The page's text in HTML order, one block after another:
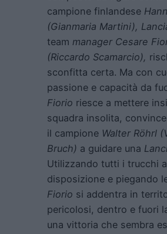
campione finlandese
(Gianmaria Martini),
team manager Cesare
(Riccardo Scamarcio),
sconfitta certa. Ma con
passione e capacità da
Fiorio riesce a mettere
squadra insolita,
il campione Walter Röhrl
Bruch) a guidare una
Utilizzando tutti i trucchi
disposizione e piegando
Fiorio si addentra in
pericolosi, dentro e fuori
una vittoria che sembra